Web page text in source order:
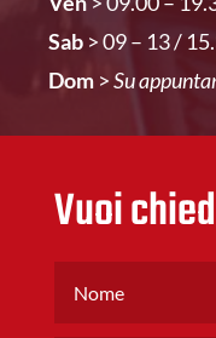
Sab > 09 – 13 /
Dom >Su
Vuoi